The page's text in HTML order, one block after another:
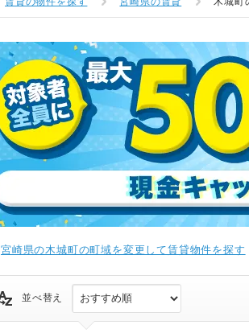
宮崎県の木城町の町域を変更して賃貸物件を探す
並べ替え